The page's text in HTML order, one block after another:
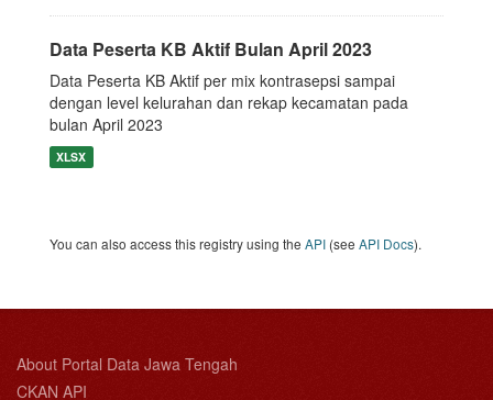
Data Peserta KB Aktif Bulan April 2023
Data Peserta KB Aktif per mix kontrasepsi sampai
dengan level kelurahan dan rekap kecamatan pada
bulan April 2023
XLSX
You can also access this registry using the API (see API Docs).
About Portal Data Jawa Tengah
CKAN API